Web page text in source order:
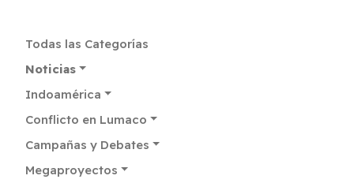
Todas las Categorías
Noticias
Indoamérica
Conflicto en Lumaco
Campañas y Debates
Megaproyectos